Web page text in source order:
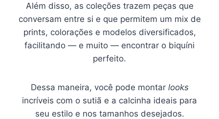
Além disso, as coleções trazem peças que
conversam entre si e que permitem um mix de
prints, colorações e modelos diversificados,
facilitando — e muito — encontrar o biquíni
perfeito.
Dessa maneira, você pode montar looks
incríveis com o sutiã e a calcinha ideais para
seu estilo e nos tamanhos desejados.